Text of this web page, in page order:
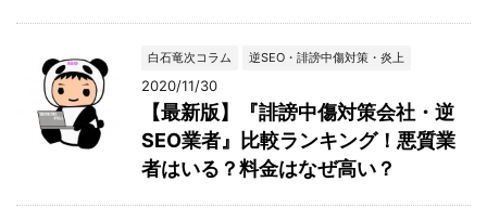
白石竜次コラム 逆SEO・誹謗中傷対策・炎上
2020/11/30
【最新版】『誹謗中傷対策会社・逆
SEO業者』比較ランキング！悪質業
者はいる？料金はなぜ高い？